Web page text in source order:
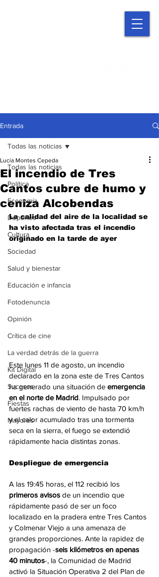
Entrada
Todas las noticias
Política
Economía
Deportes
Cultura
Sociedad
Salud y bienestar
Educación e infancia
Fotodenuncia
Opinión
Crítica de cine
La verdad detrás de la guerra
Kit Digital
Sucesos
Fiestas
Mayores
Todas las noticias
El incendio de Tres
Cantos cubre de humo y
ceniza Alcobendas
Lucía Montes Cepeda
La calidad del aire de la localidad se
ha visto afectada tras el incendio
originado en la tarde de ayer
Este lunes 11 de agosto, un incendio
declarado en la zona este de Tres Cantos
ha generado una situación de emergencia
en el norte de Madrid. Impulsado por
fuertes rachas de viento de hasta 70 km/h
y el calor acumulado tras una tormenta
seca en la sierra, el fuego se extendió
rápidamente hacia distintas zonas.
Despliegue de emergencia
A las 19:45 horas, el 112 recibió los
primeros avisos de un incendio que
rápidamente pasó de ser un foco
localizado en la pradera entre Tres Cantos
y Colmenar Viejo a una amenaza de
grandes proporciones. Ante la rapidez de
propagación -seis kilómetros en apenas
40 minutos-, la Comunidad de Madrid
activó la Situación Operativa 2 del Plan de